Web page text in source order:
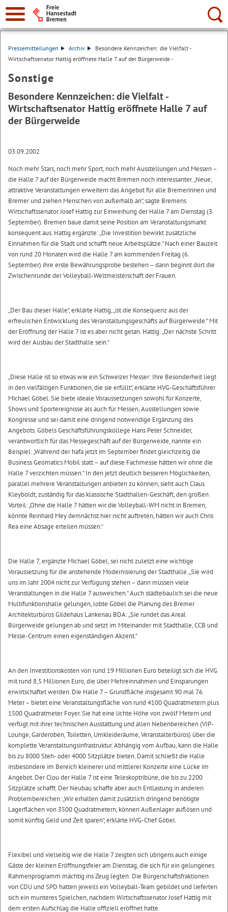
Suche:
Pressemitteilungen Archiv
Besondere Kennzeichen: die Vielfalt -
Wirtschaftsenator Hattig eröffnete Halle 7 auf der Bürgerweide -
Sonstige
Besondere Kennzeichen: die Vielfalt -
Wirtschaftsenator Hattig eröffnete Halle 7 auf
der Bürgerweide
03.09.2002
Noch mehr Stars, noch mehr Sport, noch mehr Ausstellungen und Messen –
die Halle 7 auf der Bürgerweide macht Bremen noch interessanter. „Neue,
attraktive Veranstaltungen erweitern das Angebot für alle Bremerinnen und
Bremer und ziehen Menschen von außerhalb an“, sagte Bremens
Wirtschaftssenator Josef Hattig zur Einweihung der Halle 7 am Dienstag (3.
September). Bremen baue damit seine Position am Veranstaltungsmarkt
konsequent aus. Hattig ergänzte: „Die Investition bewirkt zusätzliche
Einnahmen für die Stadt und schafft neue Arbeitsplätze.“ Nach einer Bauzeit
von rund 20 Monaten wird die Halle 7 am kommenden Freitag (6.
September) ihre erste Bewährungsprobe bestehen – dann beginnt dort die
Zwischenrunde der Volleyball-Weltmeisterschaft der Frauen.
„Der Bau dieser Halle“, erklärte Hattig, „ist die Konsequenz aus der
erfreulichen Entwicklung des Veranstaltungsgeschäfts auf Bürgerweide.“ Mit
der Eröffnung der Halle 7 ist es aber nicht getan. Hattig: „Der nächste Schritt
wird der Ausbau der Stadthalle sein.“
„Diese Halle ist so etwas wie ein Schweizer Messer: Ihre Besonderheit liegt
in den vielfältigen Funktionen, die sie erfüllt“, erklärte HVG-Geschäftsführer
Michael Göbel. Sie biete ideale Voraussetzungen sowohl für Konzerte,
Shows und Sportereignisse als auch für Messen, Ausstellungen sowie
Kongresse und sei damit eine dringend notwendige Ergänzung des
Angebots. Göbels Geschäftsführungskollege Hans Peter Schneider,
verantwortlich für das Messegeschäft auf der Bürgerweide, nannte ein
Beispiel: „Während der hafa jetzt im September findet gleichzeitig die
Business Geomatics Mobil statt – auf diese Fachmesse hätten wir ohne die
Halle 7 verzichten müssen.“ In den jetzt deutlich besseren Möglichkeiten,
parallel mehrere Veranstaltungen anbieten zu können, sieht auch Claus
Kleyboldt, zuständig für das klassische Stadthallen-Geschäft, den großen
Vorteil: „Ohne die Halle 7 hätten wir die Volleyball-WM nicht in Bremen,
könnte Reinhard Mey demnächst hier nicht auftreten, hätten wir auch Chris
Rea eine Absage erteilen müssen.“
Die Halle 7, ergänzte Michael Göbel, sei nicht zuletzt eine wichtige
Voraussetzung für die anstehende Modernisierung der Stadthalle. „Sie wird
uns im Jahr 2004 nicht zur Verfügung stehen – dann müssen viele
Veranstaltungen in die Halle 7 ausweichen.“ Auch städtebaulich sei die neue
Multifunktionshalle gelungen, lobte Göbel die Planung des Bremer
Architekturbüros Gildehaus Lankenau BDA: „Sie rundet das Areal
Bürgerweide gelungen ab und setzt im Miteinander mit Stadthalle, CCB und
Messe-Centrum einen eigenständigen Akzent.“
An den Investitionskosten von rund 19 Millionen Euro beteiligt sich die HVG
mit rund 8,5 Millionen Euro, die über Mehreinnahmen und Einsparungen
erwirtschaftet werden. Die Halle 7 – Grundfläche insgesamt 90 mal 76
Meter – bietet eine Veranstaltungsfläche von rund 4100 Quadratmetern plus
1500 Quadratmeter Foyer. Sie hat eine lichte Höhe von zwölf Metern und
verfügt mit ihrer technischen Ausstattung und allen Nebenbereichen (VIP-
Lounge, Garderoben, Toiletten, Umkleideräume, Veranstalterbüros) über die
komplette Veranstaltungsinfrastruktur. Abhängig vom Aufbau, kann die Halle
bis zu 8000 Steh- oder 4000 Sitzplätze bieten. Damit schließt die Halle
insbesondere im Bereich kleinerer und mittlerer Konzerte eine Lücke im
Angebot. Der Clou der Halle 7 ist eine Teleskoptribüne, die bis zu 2200
Sitzplätze schafft. Der Neubau schaffe aber auch Entlastung in anderen
Problembereichen: „Wir erhalten damit zusätzlich dringend benötigte
Lagerflächen von 3500 Quadratmetern, können Außenlager auflösen und
somit künftig Geld und Zeit sparen“, erklärte HVG-Chef Göbel.
Flexibel und vielseitig wie die Halle 7 zeigten sich übrigens auch einige
Gäste der kleinen Eröffnungsfeier am Dienstag, die sich für ein gelungenes
Rahmenprogramm mächtig ins Zeug legten: Die Bürgerschaftsfraktionen
von CDU und SPD hatten jeweils ein Volleyball-Team gebildet und lieferten
sich ein munteres Spielchen, nachdem Wirtschaftssenator Josef Hattig mit
dem ersten Aufschlag die Halle offiziell eröffnet hatte.